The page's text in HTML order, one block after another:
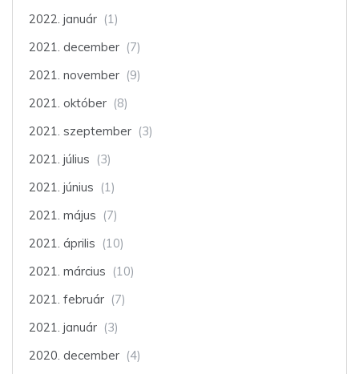
2022. január (1)
2021. december (7)
2021. november (9)
2021. október (8)
2021. szeptember (3)
2021. július (3)
2021. június (1)
2021. május (7)
2021. április (10)
2021. március (10)
2021. február (7)
2021. január (3)
2020. december (4)